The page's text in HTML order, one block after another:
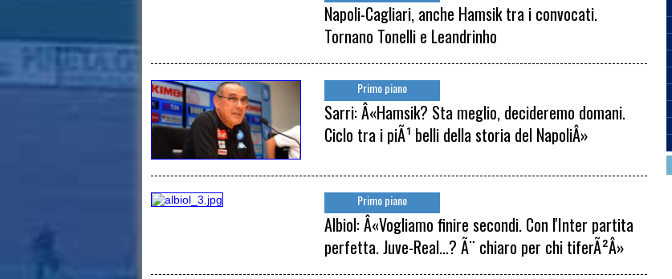
Napoli-Cagliari, anche Hamsik tra i convocati.
Tornano Tonelli e Leandrinho
Primo piano
Sarri: Â«Hamsik? Sta meglio, decideremo domani.
Ciclo tra i piÃ¹ belli della storia del NapoliÂ»
Primo piano
Albiol: Â«Vogliamo finire secondi. Con l'Inter partita
perfetta. Juve-Real...? Ã¨ chiaro per chi tiferÃ²Â»